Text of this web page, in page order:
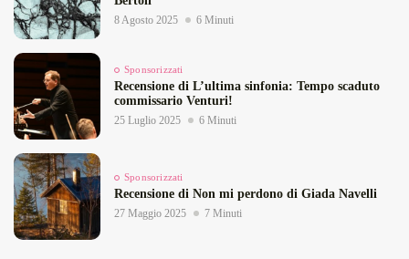
8 Agosto 2025 6 Minuti
Sponsorizzati
Recensione di L’ultima sinfonia: Tempo scaduto
commissario Venturi!
25 Luglio 2025 6 Minuti
Sponsorizzati
Recensione di Non mi perdono di Giada Navelli
27 Maggio 2025 7 Minuti